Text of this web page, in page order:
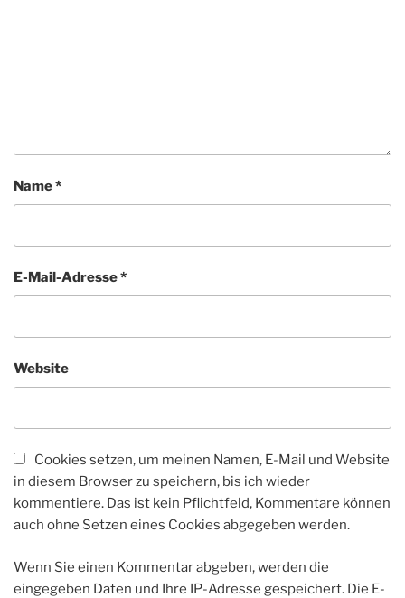
Name*
E-Mail-Adresse*
Website
Cookies setzen, um meinen Namen, E-Mail und Website
in diesem Browser zu speichern, bis ich wieder
kommentiere. Das ist kein Pflichtfeld, Kommentare können
auch ohne Setzen eines Cookies abgegeben werden.
Wenn Sie einen Kommentar abgeben, werden die
eingegeben Daten und Ihre IP-Adresse gespeichert. Die E-